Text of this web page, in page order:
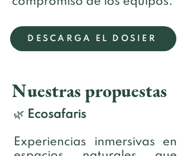
DESCARGA EL DOSIER
Nuestras propuestas
🌿 Ecosafaris
Experiencias inmersivas en